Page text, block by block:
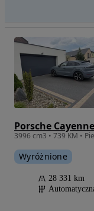
Porsche
3996 cm3 • 739 KM •
Wyróżnione
28 331 km